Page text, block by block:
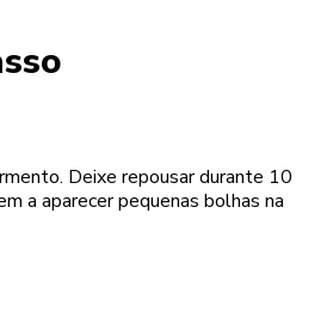
Deixe repousar durante 10
a aparecer pequenas bolhas na